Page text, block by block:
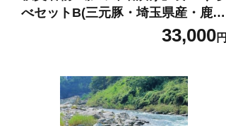
べセットB(三元豚・埼玉県産・鹿児
島県産黒豚)1.8kg【1200008】
33,000円